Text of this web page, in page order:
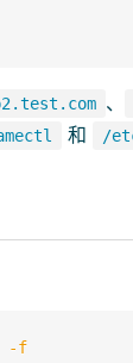
、
和 /
-f